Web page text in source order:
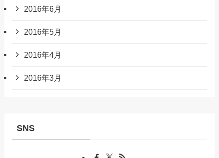
2016年6月
2016年5月
2016年4月
2016年3月
SNS